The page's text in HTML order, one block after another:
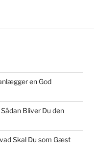
en God
Bliver Du den
Skal Du som Gæst